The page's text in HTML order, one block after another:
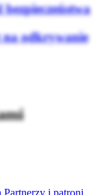
odkrywanie